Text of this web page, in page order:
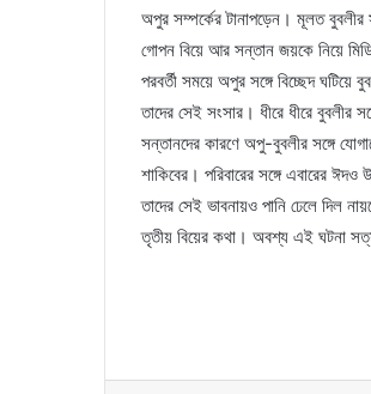
অপুর সম্পর্কের টানাপড়েন। মূলত বুবলীর
গোপন বিয়ে আর সন্তান জয়কে নিয়ে
পরবর্তী সময়ে অপুর সঙ্গে বিচ্ছেদ
তাদের সেই সংসার। ধীরে ধীরে বুবলীর
সন্তানদের কারণে অপু-বুবলীর সঙ্গে
শাকিবের। পরিবারের সঙ্গে এবারের
তাদের সেই ভাবনায়ও পানি ঢেলে দিল
তৃতীয় বিয়ের কথা। অবশ্য এই ঘটনা